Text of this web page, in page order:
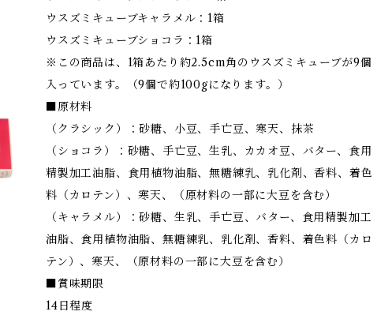
ウスズミキューブキャラメル：1箱
ウスズミキューブショコラ：1箱
※この商品は、1箱あたり約2.5cm角のウスズミキューブが9個
入っています。（9個で約100gになります。）
■原材料
（クラシック）：砂糖、小豆、手亡豆、寒天、抹茶
（ショコラ）：砂糖、手亡豆、生乳、カカオ豆、バター、食用
精製加工油脂、食用植物油脂、無糖練乳、乳化剤、香料、着色
料（カロテン）、寒天、（原材料の一部に大豆を含む）
（キャラメル）：砂糖、生乳、手亡豆、バター、食用精製加工
油脂、食用植物油脂、無糖練乳、乳化剤、香料、着色料（カロ
テン）、寒天、（原材料の一部に大豆を含む）
■賞味期限
14日程度